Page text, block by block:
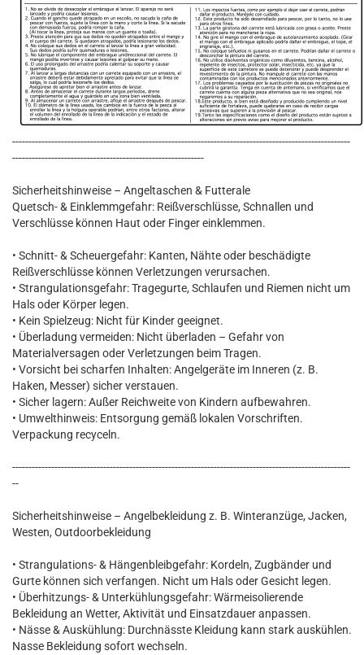
--------------------------------------------------------------------------------------------------------
-----------------------------------------------------------
Sicherheitshinweise – Angeltaschen & Futterale
Quetsch- & Einklemmgefahr: Reißverschlüsse, Schnallen und
Verschlüsse können Haut oder Finger einklemmen.
• Schnitt- & Scheuergefahr: Kanten, Nähte oder beschädigte
Reißverschlüsse können Verletzungen verursachen.
• Strangulationsgefahr: Tragegurte, Schlaufen und Riemen nicht um
Hals oder Körper legen.
• Kein Spielzeug: Nicht für Kinder geeignet.
• Überladung vermeiden: Nicht überladen – Gefahr von
Materialversagen oder Verletzungen beim Tragen.
• Vorsicht bei scharfen Inhalten: Angelgeräte im Inneren (z. B.
Haken, Messer) sicher verstauen.
• Sicher lagern: Außer Reichweite von Kindern aufbewahren.
• Umwelthinweis: Entsorgung gemäß lokalen Vorschriften.
Verpackung recyceln.
--------------------------------------------------------------------------------------------------------
--
Sicherheitshinweise – Angelbekleidung z. B. Winteranzüge, Jacken,
Westen, Outdoorbekleidung
• Strangulations- & Hängenbleibgefahr: Kordeln, Zugbänder und
Gurte können sich verfangen. Nicht um Hals oder Gesicht legen.
• Überhitzungs- & Unterkühlungsgefahr: Wärmeisolierende
Bekleidung an Wetter, Aktivität und Einsatzdauer anpassen.
• Nässe & Auskühlung: Durchnässte Kleidung kann stark auskühlen.
Nasse Bekleidung sofort wechseln.